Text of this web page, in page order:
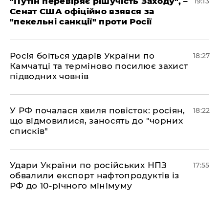
Сенат США офіційно взявся за
"пекельні санкції" проти Росії
​Росія боїться ударів України по
Камчатці та терміново посилює захист
підводних човнів
18:27
​У РФ почалася хвиля повісток: росіян,
що відмовилися, заносять до "чорних
списків"
18:22
​Удари України по російських НПЗ
обвалили експорт нафтопродуктів із
РФ до 10-річного мінімуму
17:55